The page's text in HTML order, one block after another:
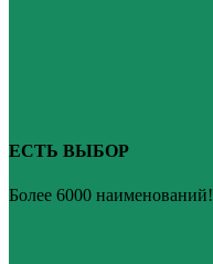
ЕСТЬ ВЫБОР
Более 6000 наименований!